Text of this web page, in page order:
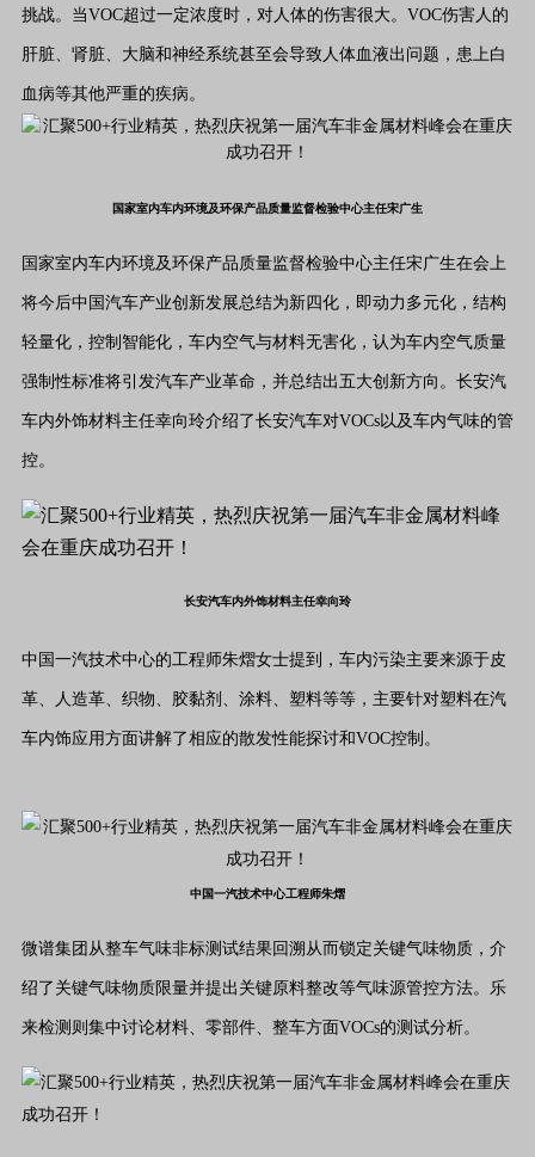
挑战。当VOC超过一定浓度时，对人体的伤害很大。VOC伤害人的
肝脏、肾脏、大脑和神经系统甚至会导致人体血液出问题，患上白
血病等其他严重的疾病。
国家室内车内环境及环保产品质量监督检验中心主任宋广生
国家室内车内环境及环保产品质量监督检验中心主任宋广生在会上
将今后中国汽车产业创新发展总结为新四化，即动力多元化，结构
轻量化，控制智能化，车内空气与材料无害化，认为车内空气质量
强制性标准将引发汽车产业革命，并总结出五大创新方向。长安汽
车内外饰材料主任幸向玲介绍了长安汽车对VOCs以及车内气味的管
控。
长安汽车内外饰材料主任幸向玲
中国一汽技术中心的工程师朱熠女士提到，车内污染主要来源于皮
革、人造革、织物、胶黏剂、涂料、塑料等等，主要针对塑料在汽
车内饰应用方面讲解了相应的散发性能探讨和VOC控制。
中国一汽技术中心工程师朱熠
微谱集团从整车气味非标测试结果回溯从而锁定关键气味物质，介
绍了关键气味物质限量并提出关键原料整改等气味源管控方法。乐
来检测则集中讨论材料、零部件、整车方面VOCs的测试分析。